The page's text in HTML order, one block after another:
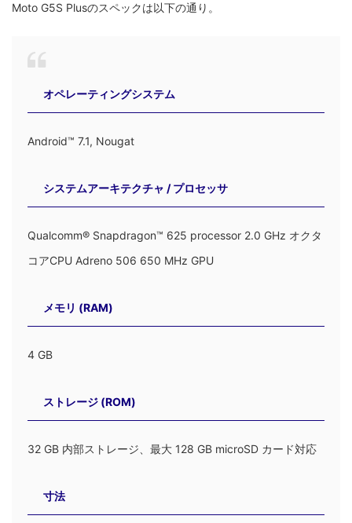
Moto G5S Plusのスペックは以下の通り。
オペレーティングシステム
Android™ 7.1, Nougat
システムアーキテクチャ / プロセッサ
Qualcomm® Snapdragon™ 625 processor 2.0 GHz オクタ
コアCPU Adreno 506 650 MHz GPU
メモリ (RAM)
4 GB
ストレージ (ROM)
32 GB 内部ストレージ、最大 128 GB microSD カード対応
寸法